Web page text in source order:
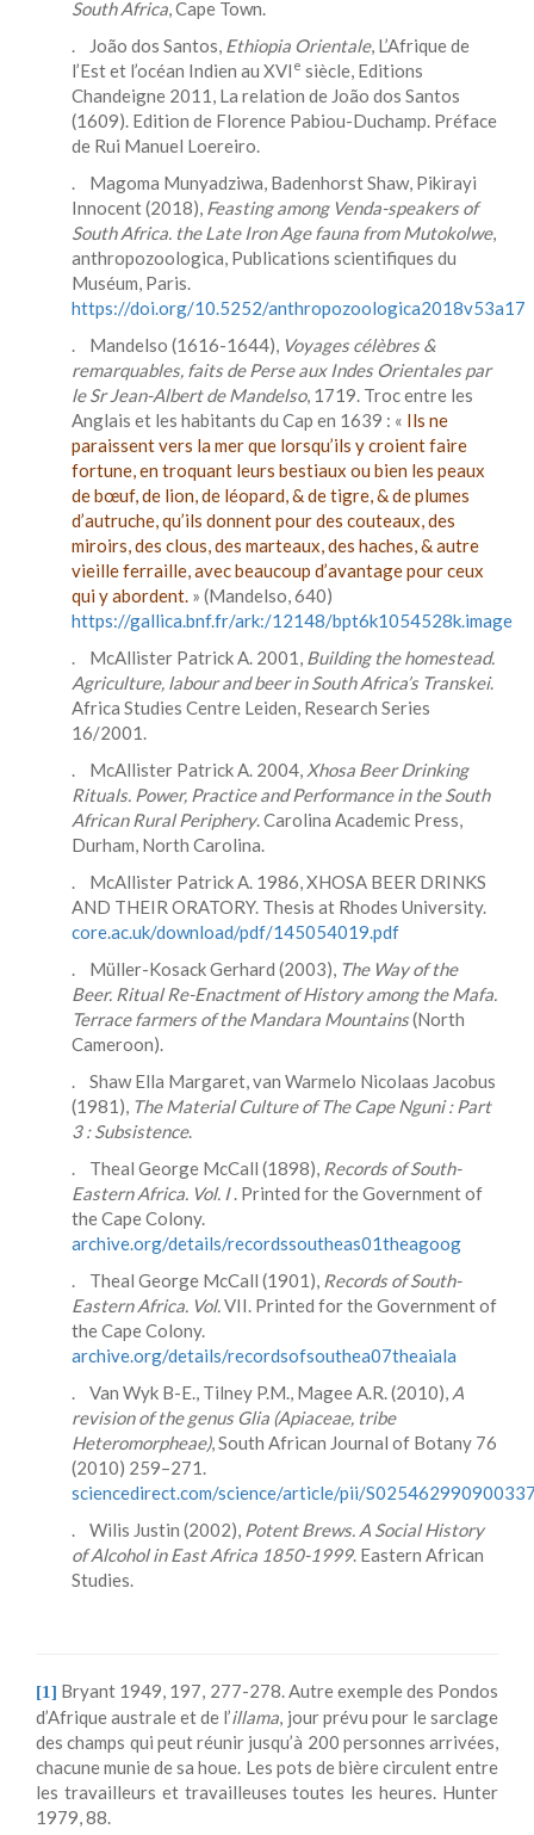
South Africa, Cape Town.
. João dos Santos, Ethiopia Orientale, L’Afrique de
l’Est et l’océan Indien au XVI e siècle, Editions
Chandeigne 2011, La relation de João dos Santos
(1609). Edition de Florence Pabiou-Duchamp. Préface
de Rui Manuel Loereiro.
. Magoma Munyadziwa, Badenhorst Shaw, Pikirayi
Innocent (2018), Feasting among Venda-speakers of
South Africa. the Late Iron Age fauna from Mutokolwe,
anthropozoologica, Publications scientifiques du
Muséum, Paris.
https://doi.org/10.5252/anthropozoologica2018v53a17
. Mandelso (1616-1644), Voyages célèbres &
remarquables, faits de Perse aux Indes Orientales par
le Sr Jean-Albert de Mandelso, 1719. Troc entre les
Anglais et les habitants du Cap en 1639 : « Ils ne
paraissent vers la mer que lorsqu’ils y croient faire
fortune, en troquant leurs bestiaux ou bien les peaux
de bœuf, de lion, de léopard, & de tigre, & de plumes
d’autruche, qu’ils donnent pour des couteaux, des
miroirs, des clous, des marteaux, des haches, & autre
vieille ferraille, avec beaucoup d’avantage pour ceux
qui y abordent. » (Mandelso, 640)
https://gallica.bnf.fr/ark:/12148/bpt6k1054528k.image
. McAllister Patrick A. 2001, Building the homestead.
Agriculture, labour and beer in South Africa’s Transkei.
Africa Studies Centre Leiden, Research Series
16/2001.
. McAllister Patrick A. 2004, Xhosa Beer Drinking
Rituals. Power, Practice and Performance in the South
African Rural Periphery. Carolina Academic Press,
Durham, North Carolina.
. McAllister Patrick A. 1986, XHOSA BEER DRINKS
AND THEIR ORATORY. Thesis at Rhodes University.
core.ac.uk/download/pdf/145054019.pdf
. Müller-Kosack Gerhard (2003), The Way of the
Beer. Ritual Re-Enactment of History among the Mafa.
Terrace farmers of the Mandara Mountains(North
Cameroon).
. Shaw Ella Margaret, van Warmelo Nicolaas Jacobus
(1981), The Material Culture of The Cape Nguni : Part
3 : Subsistence.
. Theal George McCall (1898), Records of South-
Eastern Africa. Vol. I. Printed for the Government of
the Cape Colony.
archive.org/details/recordssoutheas01theagoog
. Theal George McCall (1901), Records of South-
Eastern Africa. Vol.VII. Printed for the Government of
the Cape Colony.
archive.org/details/recordsofsouthea07theaiala
. Van Wyk B-E., Tilney P.M., Magee A.R. (2010), A
revision of the genus Glia (Apiaceae, tribe
Heteromorpheae), South African Journal of Botany 76
(2010) 259–271.
sciencedirect.com/science/article/pii/
. Wilis Justin (2002), Potent Brews. A Social History
of Alcohol in East Africa 1850-1999. Eastern African
Studies.
[1] Bryant 1949, 197, 277-278. Autre exemple des Pondos
d’Afrique australe et de l’illama, jour prévu pour le sarclage
des champs qui peut réunir jusqu’à 200 personnes arrivées,
chacune munie de sa houe. Les pots de bière circulent entre
les travailleurs et travailleuses toutes les heures. Hunter
1979, 88.